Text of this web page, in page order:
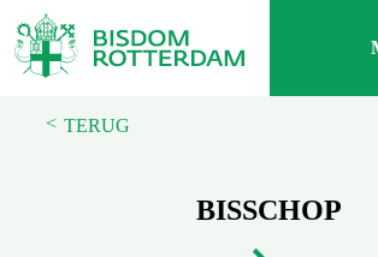
< TERUG
BISSCHOP